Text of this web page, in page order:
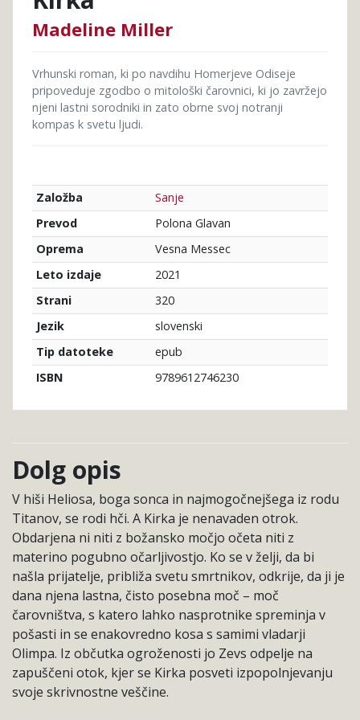
Madeline Miller
Vrhunski roman, ki po navdihu Homerjeve Odiseje
pripoveduje zgodbo o mitološki čarovnici, ki jo zavržejo
njeni lastni sorodniki in zato obrne svoj notranji
kompas k svetu ljudi.
Založba
Sanje
Prevod
Polona Glavan
Oprema
Vesna Messec
Leto izdaje
2021
Strani
320
Jezik
slovenski
Tip datoteke
epub
ISBN
9789612746230
Dolg opis
V hiši Heliosa, boga sonca in najmogočnejšega iz rodu
Titanov, se rodi hči. A Kirka je nenavaden otrok.
Obdarjena ni niti z božansko močjo očeta niti z
materino pogubno očarljivostjo. Ko se v želji, da bi
našla prijatelje, približa svetu smrtnikov, odkrije, da ji je
dana njena lastna, čisto posebna moč – moč
čarovništva, s katero lahko nasprotnike spreminja v
pošasti in se enakovredno kosa s samimi vladarji
Olimpa. Iz občutka ogroženosti jo Zevs odpelje na
zapuščeni otok, kjer se Kirka posveti izpopolnjevanju
svoje skrivnostne veščine.